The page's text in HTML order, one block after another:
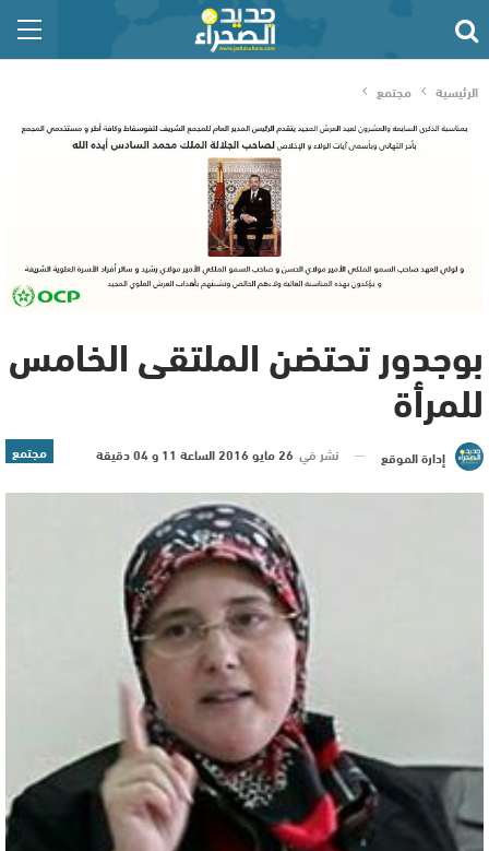
الرئيسية مجتمع
بوجدور تحتضن الملتقى الخامس
للمرأة
مجتمع إدارة الموقع نشر في 26 مايو 2016 الساعة 11 و 04 دقيقة